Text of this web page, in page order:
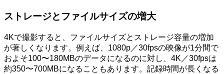
ストレージとファイルサイズの増大
4Kで撮影すると、ファイルサイズとストレージ容量の増加
が著しくなります。例えば、1080p／30fpsの映像が1分間で
およそ100〜180MBのデータになるのに対し、4K／30fpsは
約350〜700MBになることもあります。記録時間が長くなる